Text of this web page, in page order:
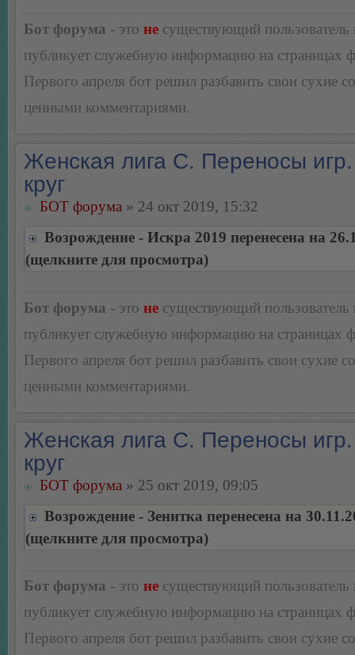
Бот форума - это не существующий пользователь
публикует служебную информацию на страницах
Первого апреля бот решил разбавить свои сухие
ценными комментариями.
Женская лига С. Переносы
круг
БОТ форума » 24 окт 2019, 15:32
Возрождение - Искра 2019 перенесена на
(щелкните для просмотра)
Бот форума - это не существующий пользователь
публикует служебную информацию на страницах
Первого апреля бот решил разбавить свои сухие
ценными комментариями.
Женская лига С. Переносы
круг
БОТ форума » 25 окт 2019, 09:05
Возрождение - Зенитка перенесена на
(щелкните для просмотра)
Бот форума - это не существующий пользователь
публикует служебную информацию на страницах
Первого апреля бот решил разбавить свои сухие